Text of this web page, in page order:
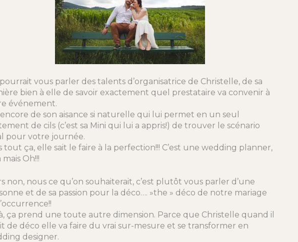
vous parler des talents d’organisatrice de Christelle, de sa
bien à elle de savoir exactement quel prestataire va convenir à
événement.
de son aisance si naturelle qui lui permet en un seul
de cils (c’est sa Mini qui lui a appris!) de trouver le scénario
pour votre journée.
tout ça, elle sait le faire à la perfection!!! C’est une wedding planner,
mais Oh!!!
non, nous ce qu’on souhaiterait, c’est plutôt vous parler d’une
et de sa passion pour la déco…. »the » déco de notre mariage
ça prend une toute autre dimension. Parce que Christelle quand il
de déco elle va faire du vrai sur-mesure et se transformer en
designer.